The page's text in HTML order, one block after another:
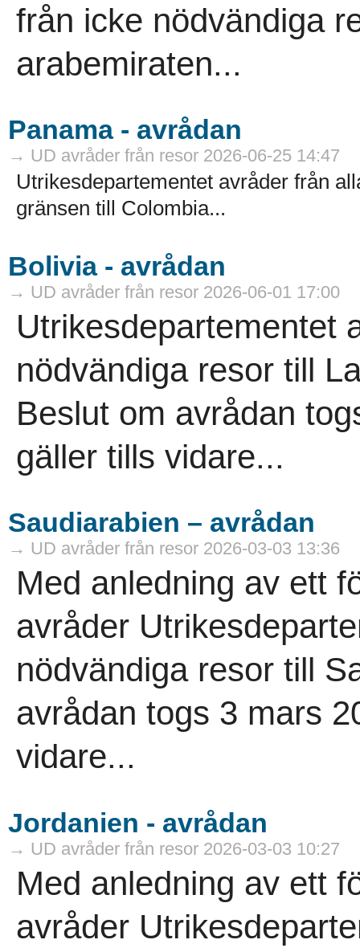
från icke nödvändiga
arabemiraten...
Panama - avrådan
→ UD avråder från resor 2026-06-25 14:47
Utrikesdepartementet avråder från
gränsen till Colombia...
Bolivia - avrådan
→ UD avråder från resor 2026-06-01 17:00
Utrikesdepartementet
nödvändiga resor till
Beslut om avrådan
gäller tills vidare...
Saudiarabien – avrådan
→ UD avråder från resor 2026-03-03 13:36
Med anledning av ett
avråder
nödvändiga resor till
avrådan togs 3 mars
vidare...
Jordanien - avrådan
→ UD avråder från resor 2026-03-03 10:27
Med anledning av ett
avråder